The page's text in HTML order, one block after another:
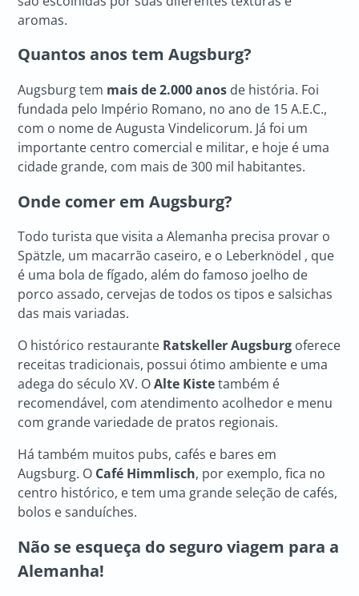
aromas.
Quantos anos tem Augsburg?
Augsburg tem mais de 2.000 anos de história. Foi
fundada pelo Império Romano, no ano de 15 A.E.C.,
com o nome de Augusta Vindelicorum. Já foi um
importante centro comercial e militar, e hoje é uma
cidade grande, com mais de 300 mil habitantes.
Onde comer em Augsburg?
Todo turista que visita a Alemanha precisa provar o
Spätzle, um macarrão caseiro, e o Leberknödel , que
é uma bola de fígado, além do famoso joelho de
porco assado, cervejas de todos os tipos e salsichas
das mais variadas.
O histórico restaurante RatskellerAugsburg oferece
receitas tradicionais, possui ótimo ambiente e uma
adega do século XV. OAlte Kistetambém é
recomendável, com atendimento acolhedor e menu
com grande variedade de pratos regionais.
Há também muitos pubs, cafés e bares em
Augsburg. O Café Himmlisch, por exemplo, fica no
centro histórico, e tem uma grande seleção de cafés,
bolos e sanduíches.
Não se esqueça do seguro viagem para a
Alemanha!